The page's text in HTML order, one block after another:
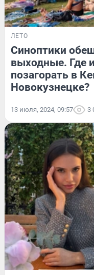
ЛЕТО
Синоптики
выходные. Где
позагорать в
Новокузнецке?
13 июля, 2024, 09:57 3